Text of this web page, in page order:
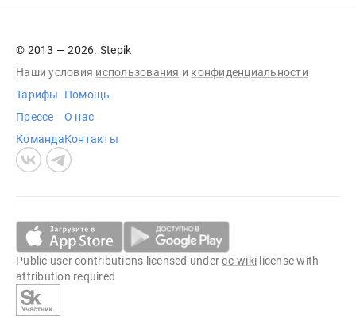
© 2013 — 2026. Stepik
Наши условия использования и конфиденциальности
Тарифы
Прессе
Команда
Помощь
О нас
Контакты
Public user contributions licensed undercc-wiki license with
attribution required